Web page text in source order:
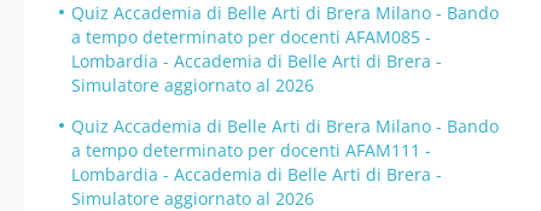
Quiz Accademia di Belle Arti di Brera Milano - Bando
a tempo determinato per docenti AFAM085 -
Lombardia - Accademia di Belle Arti di Brera -
Simulatore aggiornato al 2026
Quiz Accademia di Belle Arti di Brera Milano - Bando
a tempo determinato per docenti AFAM111 -
Lombardia - Accademia di Belle Arti di Brera -
Simulatore aggiornato al 2026